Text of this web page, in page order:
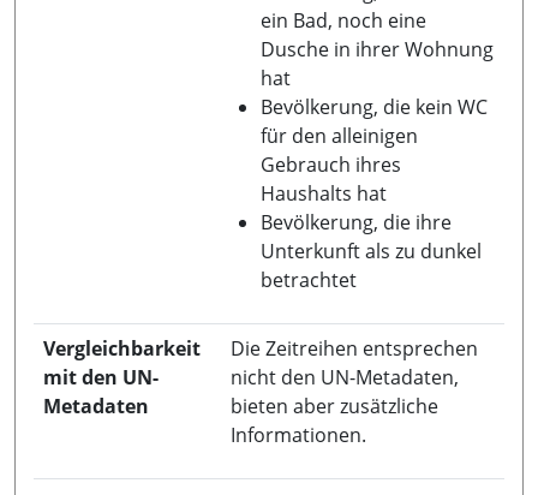
ein Bad, noch eine
Dusche in ihrer Wohnung
hat
Bevölkerung, die kein WC
für den alleinigen
Gebrauch ihres
Haushalts hat
Bevölkerung, die ihre
Unterkunft als zu dunkel
betrachtet
Vergleichbarkeit
mit den UN-
Metadaten
Die Zeitreihen entsprechen
nicht den UN-Metadaten,
bieten aber zusätzliche
Informationen.